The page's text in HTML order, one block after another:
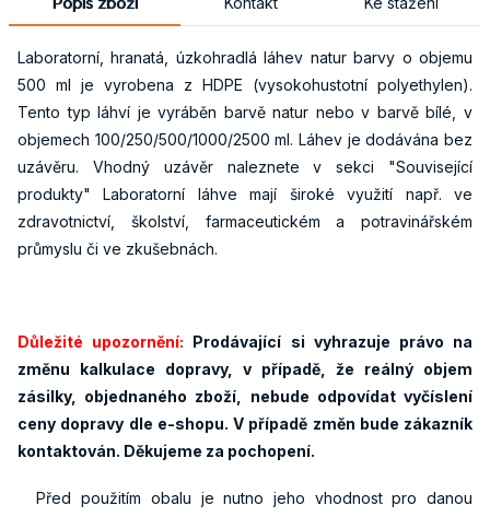
Laboratorní, hranatá, úzkohradlá láhev natur barvy o objemu
500 ml je vyrobena z HDPE (vysokohustotní polyethylen).
Tento typ láhví je vyráběn barvě natur nebo v barvě bílé, v
objemech 100/250/500/1000/2500 ml. Láhev je dodávána bez
uzávěru. Vhodný uzávěr naleznete v sekci "Související
produkty" Laboratorní láhve mají široké využití např. ve
zdravotnictví, školství, farmaceutickém a potravinářském
průmyslu či ve zkušebnách.
Důležité upozornění: Prodávající si vyhrazuje právo na
změnu kalkulace dopravy, v případě, že reálný objem
zásilky, objednaného zboží, nebude odpovídat vyčíslení
ceny dopravy dle e-shopu. V případě změn bude zákazník
kontaktován. Děkujeme za pochopení.
Před použitím obalu je nutno jeho vhodnost pro danou